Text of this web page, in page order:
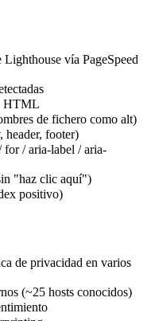
vía PageSpeed
HTML
de fichero como alt)
header, footer)
for / aria-label / aria-
"haz clic aquí")
positivo)
de privacidad en varios
(~25 hosts conocidos)